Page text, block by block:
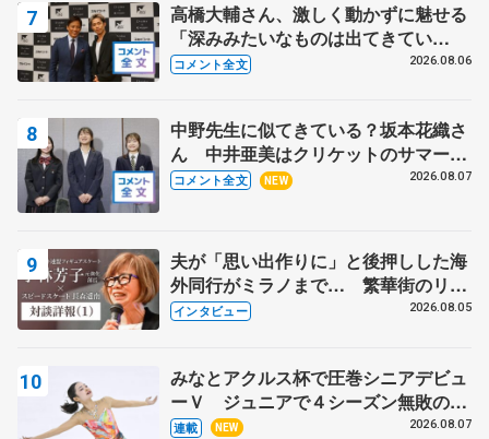
高橋大輔さん、激しく動かずに魅せる
「深みみたいなものは出てきてい
る？」 〝兄さん〟と慕うレジェンド
コメント全文 2026.08.06
中野先生に似てきている？坂本花織さ
ん 中井亜美はクリケットのサマーキ
ャンプに 島田麻央はたくさん試合に
コメント全文 NEW 2026.08.07
夫が「思い出作りに」と後押しした海
外同行がミラノまで… 繁華街のリン
クでは不良のお兄さんも味方に 小林
インタビュー 2026.08.05
みなとアクルス杯で圧巻シニアデビュ
ーＶ ジュニアで４シーズン無敗の島
田麻央
連載 NEW 2026.08.07